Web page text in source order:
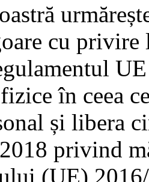
cu privire
în ceea
și libera
privind
(UE)